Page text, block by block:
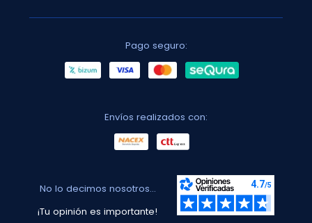
Pago seguro:
Envíos realizados con:
No lo decimos nosotros...
¡Tu opinión es importante!